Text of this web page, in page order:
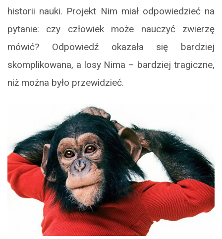
historii nauki. Projekt Nim miał odpowiedzieć na
pytanie: czy człowiek może nauczyć zwierzę
mówić? Odpowiedź okazała się bardziej
skomplikowana, a losy Nima – bardziej tragiczne,
niż można było przewidzieć.